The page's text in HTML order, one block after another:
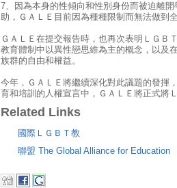
7、因為本身的性傾向和性別身份而被迫離
助，ＧＡＬＥ目前因為種種限制而無法做到
ＧＡＬＥ在提交報告時，也再次表明ＬＧＢ
教育體制中以異性戀思維為主的概念，以及
族群的自由和權益。
今年，ＧＡＬＥ將繼續深化對此議題的發揮
育和培訓的人權宣言中，ＧＡＬＥ將正式將
Related Links
國際ＬＧＢＴ教
聯盟 The Global Alliance for Education